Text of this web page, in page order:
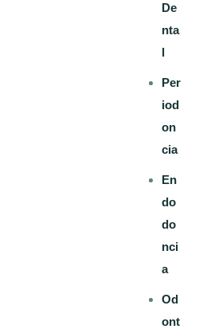
De
nta
l
Per
iod
on
cia
En
do
do
nci
a
Od
ont